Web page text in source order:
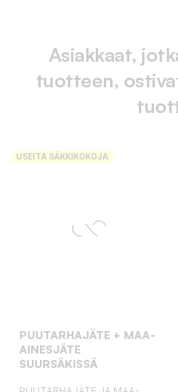
Asiakkaat,
tuotteen,
USEITA SÄKKIKOKOJA
PUUTARHAJÄTE + MAA-
AINESJÄTE
SUURSÄKISSÄ